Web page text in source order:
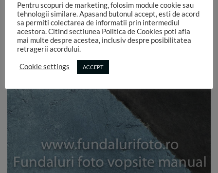
Pentru scopuri de marketing, folosim module cookie sau
tehnologii similare. Apasand butonul accept, esti de acord
sa permiti colectarea de informatii prin intermediul
acestora. Citind sectiunea Politica de Cookies poti afla
mai multe despre acestea, inclusiv despre posibilitatea
retragerii acordului.
Cookie settings ACCEPT